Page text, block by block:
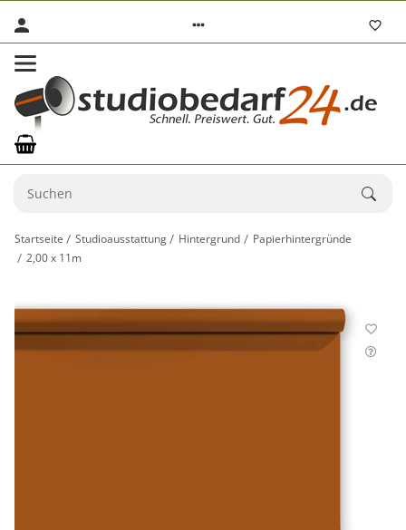
Startseite Studioausstattung Hintergrund
Papierhintergründe
2,00 x 11m